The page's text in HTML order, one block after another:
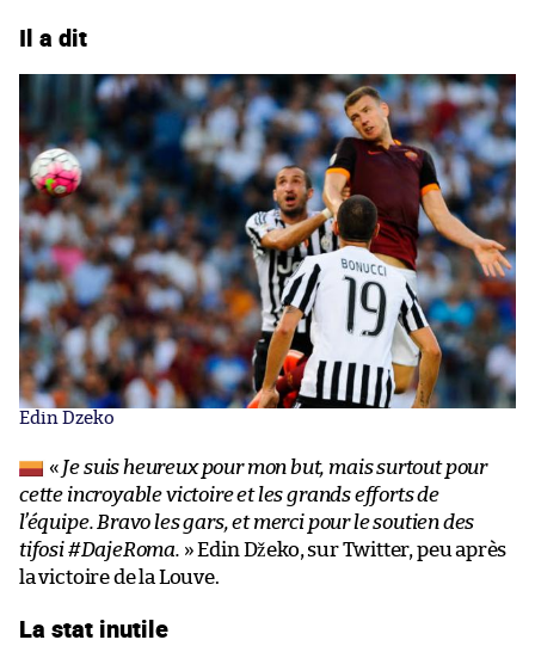
Il a dit
Edin Dzeko
« Je suis heureux pour mon but, mais surtout pour
cette incroyable victoire et les grands efforts de
l’équipe. Bravo les gars, et merci pour le soutien des
tifosi #DajeRoma. » Edin Džeko, sur Twitter, peu après
la victoire de la Louve.
La stat inutile